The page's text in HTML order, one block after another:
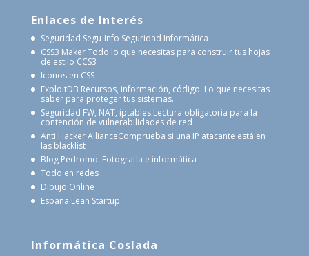
Enlaces de Interés
Seguridad Segu-Info Seguridad Informática
CSS3 MakerTodo lo que necesitas para construir tus hojas
de estilo CCS3
Iconos en CSS
ExploitDB Recursos, información, código. Lo que necesitas
saber para proteger tus sistemas.
Seguridad FW, NAT, iptablesLectura obligatoria para la
contención de vulnerabilidades de red
Anti Hacker AllianceComprueba si una IP atacante está en
las blacklist
Blog Pedromo: Fotografía e informática
Todo en redes
Dibujo Online
España Lean Startup
Informática Coslada